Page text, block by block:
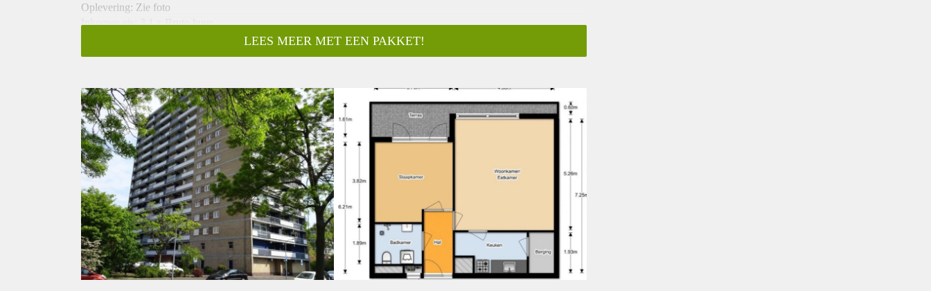
Oplevering: Zie foto
Inkomen eis: 3,1 x Bruto huur
Borg: 1 Maand
Huisdieren toegestaan: Afhankelijk van de Eigenaar
Huurtoeslag grens: Nee
Geschikt voor studenten: Afhankelijk van de Eigenaar
LEES MEER MET EEN PAKKET!